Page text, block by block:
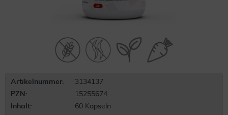
Artikelnummer:
3134137
PZN:
15255674
Inhalt:
60 Kapseln